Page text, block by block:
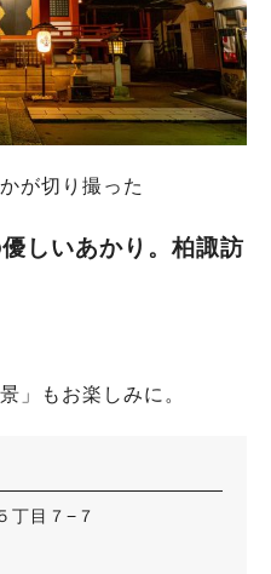
が切り撮った
しいあかり。柏諏訪
」もお楽しみに。
丁目７−７